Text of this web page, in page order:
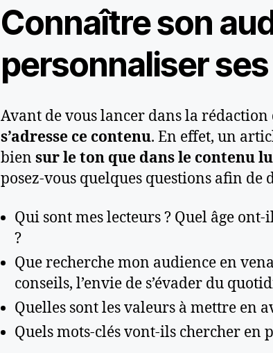
Connaître son
personnaliser
Avant de vous lancer dans la
s’adresse ce contenu. En effet, un
bien sur le ton que dans le contenu
posez-vous quelques questions afin
Qui sont mes lecteurs ? Quel âge
?
Que recherche mon audience en
conseils, l’envie de s’évader du
Quelles sont les valeurs à mettre en
Quels mots-clés vont-ils chercher en